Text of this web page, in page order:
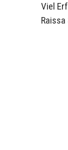
Viel